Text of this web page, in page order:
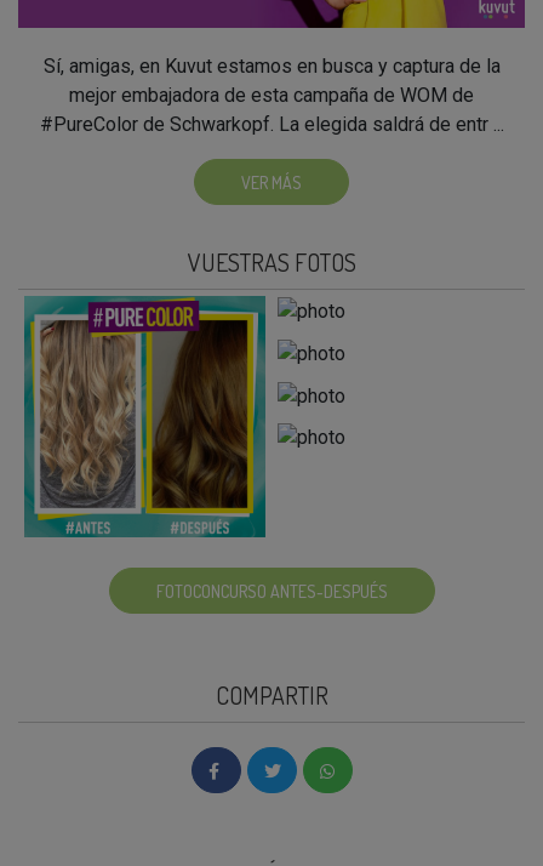
Sí, amigas, en Kuvut estamos en busca y captura de la
mejor embajadora de esta campaña de WOM de
#PureColor de Schwarkopf. La elegida saldrá de entr ...
VER MÁS
VUESTRAS FOTOS
FOTOCONCURSO ANTES-DESPUÉS
COMPARTIR